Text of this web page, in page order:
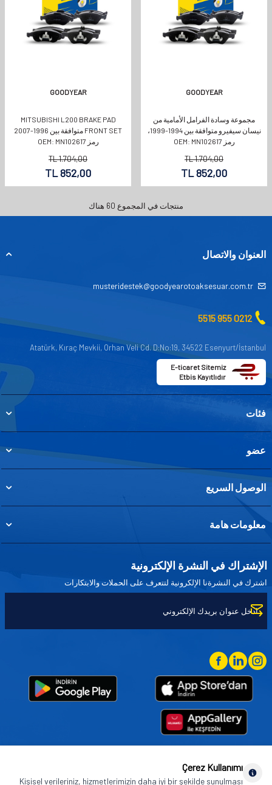
GOODYEAR
مجموعة وسادة الفرامل الأمامية من
نيسان سيفيرو متوافقة بين 1994-1999،
رمز OEM: MN102617
1.704,00
TL
852,00
TL
GOODYEAR
MITSUBISHI L200 BRAKE PAD
FRONT SET متوافقة بين 1996-2007
رمز OEM: MN102617
1.704,00
TL
852,00
TL
منتجات في المجموع 60 هناك
العنوان والاتصال
musteridestek@goodyearotoaksesuar.com.tr
0212 955 5515
Atatürk, Kıraç Mevkii, Orhan Veli Cd. D:No:19, 34522 Esenyurt/İstanbul
E-ticaret Sitemiz
Etbis Kayıtlıdır
فئات
عضو
الوصول السريع
معلومات هامة
الإشتراك في النشرة الإلكترونية
اشترك في النشرةنا الإلكرونية لتتعرف على الحملات والابتكارات
Goodyear (and Winged Foot Design) are trademarks of or licensed to The Goodyear
Çerez Kullanımı
Kişisel verileriniz, hizmetlerimizin daha iyi bir şekilde sunulması